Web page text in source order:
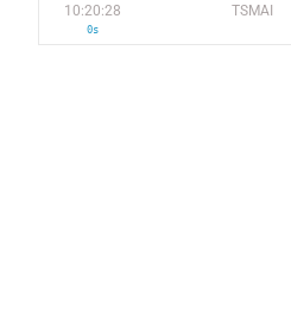
10:20:28
0s
TSMAI